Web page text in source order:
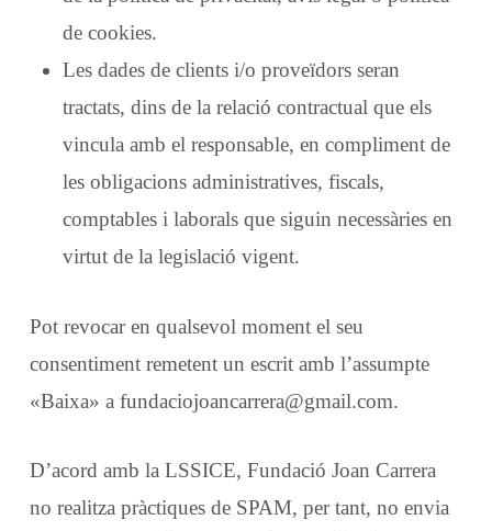
de cookies.
Les dades de clients i/o proveïdors seran
tractats, dins de la relació contractual que els
vincula amb el responsable, en compliment de
les obligacions administratives, fiscals,
comptables i laborals que siguin necessàries en
virtut de la legislació vigent.
Pot revocar en qualsevol moment el seu
consentiment remetent un escrit amb l’assumpte
«Baixa» a fundaciojoancarrera@gmail.com.
D’acord amb la LSSICE, Fundació Joan Carrera
no realitza pràctiques de SPAM, per tant, no envia